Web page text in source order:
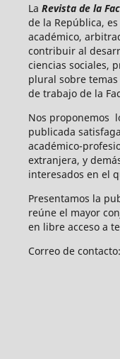
La Revista de la
de la República,
académico,
contribuir al
ciencias sociales,
plural sobre
de trabajo de la
Nos proponemos
publicada
académico-
extranjera, y
interesados en el
Presentamos la
reúne el mayor
en libre acceso a
Correo de contacto: